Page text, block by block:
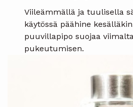
Viileämmällä ja tuulisella
käytössä päähine
puuvillapipo suojaa
pukeutumisen.